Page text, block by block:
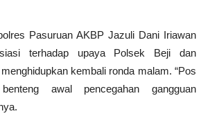
Pasuruan AKBP Jazuli Dani Iriawan
terhadap upaya Polsek Beji dan
kembali ronda malam. “Pos
awal pencegahan gangguan